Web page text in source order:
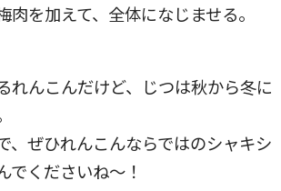
肉を加えて、全体になじませる。
れんこんだけど、じつは秋から冬に
、ぜひれんこんならではのシャキシ
でくださいね～！